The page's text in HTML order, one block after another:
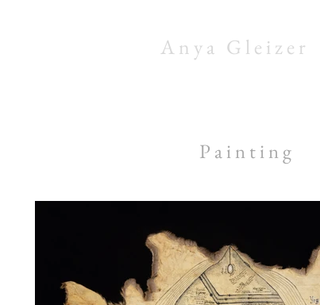
A n y a G l e i z e r
P a i n t i n g